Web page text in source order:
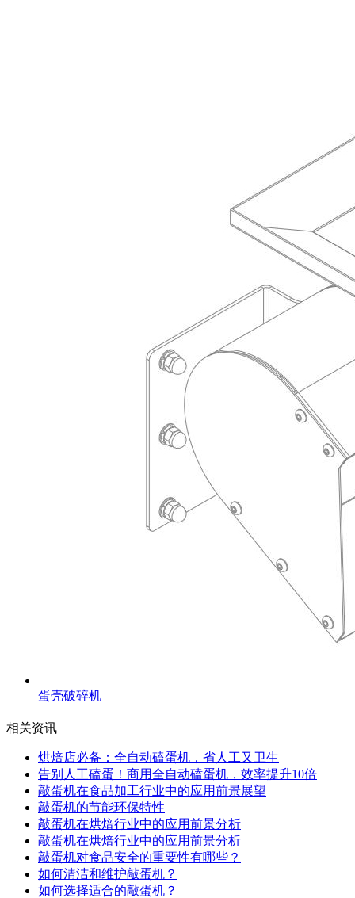
蛋壳破碎机
相关资讯
烘焙店必备：全自动磕蛋机，省人工又卫生
告别人工磕蛋！商用全自动磕蛋机，效率提升10倍
敲蛋机在食品加工行业中的应用前景展望
敲蛋机的节能环保特性
敲蛋机在烘焙行业中的应用前景分析
敲蛋机在烘焙行业中的应用前景分析
敲蛋机对食品安全的重要性有哪些？
如何清洁和维护敲蛋机？
如何选择适合的敲蛋机？